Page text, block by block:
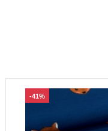
-41%